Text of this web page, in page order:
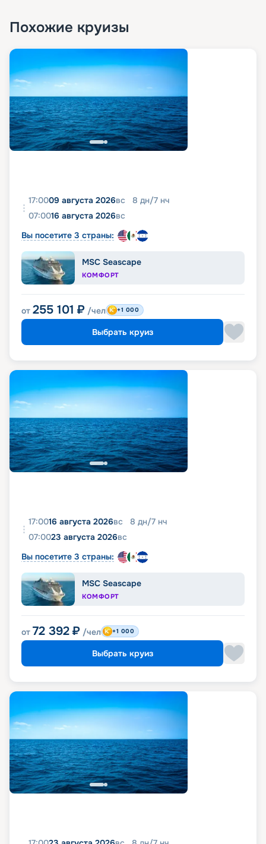
Похожие круизы
17:0009 августа 2026вс 8 дн/7 нч
07:0016 августа 2026вс
Вы посетите 3 страны:
MSC Seascape
КОМФОРТ
от 255 101 ₽ /чел +1 000
Выбрать круиз
17:0016 августа 2026вс 8 дн/7 нч
07:0023 августа 2026вс
Вы посетите 3 страны:
MSC Seascape
КОМФОРТ
от 72 392 ₽ /чел +1 000
Выбрать круиз